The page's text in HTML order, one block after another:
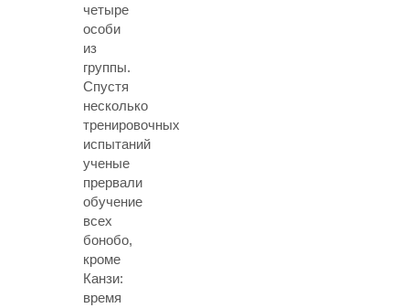
четыре
особи
из
группы.
Спустя
несколько
тренировочных
испытаний
ученые
прервали
обучение
всех
бонобо,
кроме
Канзи:
время